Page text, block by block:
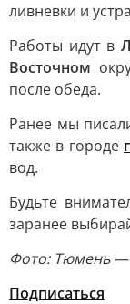
ливневки и
Работы идут в
Восточном
после обеда.
Ранее мы
также в городе
вод.
Будьте
заранее
Фото: Тюмень
Подписаться